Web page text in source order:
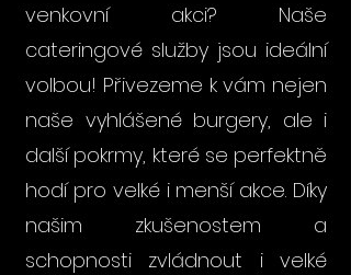
venkovní akci? Naše
cateringové služby jsou ideální
volbou! Přivezeme k vám nejen
naše vyhlášené burgery, ale i
další pokrmy, které se perfektně
hodí pro velké i menší akce. Díky
našim zkušenostem a
schopnosti zvládnout i velké